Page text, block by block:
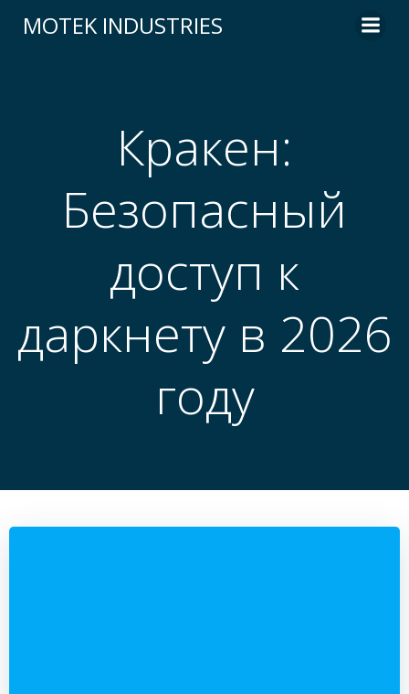
to
MOTEK INDUSTRIES
Кракен:
Безопасный
доступ к
даркнету в 2026
году